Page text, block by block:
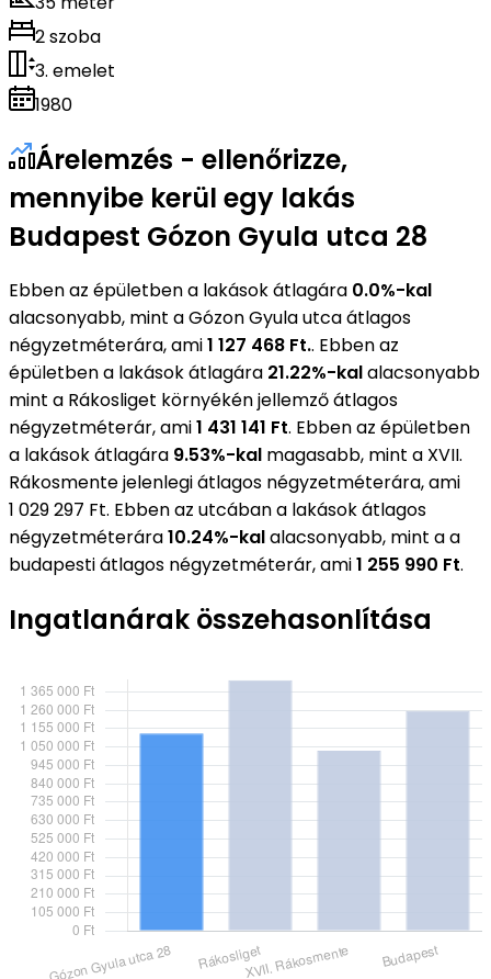
2 szoba
3. emelet
1980
Árelemzés - ellenőrizze,
mennyibe kerül egy lakás
Budapest Gózon Gyula utca 28
Ebben az épületben a lakások átlagára 0.0%-kal
alacsonyabb, mint a Gózon Gyula utca átlagos
négyzetméterára, ami1 127 468 Ft.. Ebben az
épületben a lakások átlagára 21.22%-kalalacsonyabb
mint a Rákosliget környékén jellemző átlagos
négyzetméterár, ami1 431 141 Ft. Ebben az épületben
a lakások átlagára 9.53%-kal magasabb, mint a XVII.
Rákosmente jelenlegi átlagos négyzetméterára, ami
1 029 297 Ft. Ebben az utcában a lakások átlagos
négyzetméterára10.24%-kalalacsonyabb, mint a a
budapesti átlagos négyzetméterár, ami1 255 990 Ft.
Ingatlanárak összehasonlítása